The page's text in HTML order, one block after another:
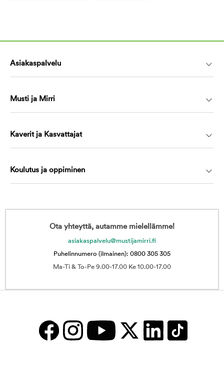
Asiakaspalvelu
Musti ja Mirri
Kaverit ja Kasvattajat
Koulutus ja oppiminen
Ota yhteyttä, autamme mielellämme!
asiakaspalvelu@mustijamirri.fi
Puhelinnumero (ilmainen): 0800 305 305
Ma-Ti & To-Pe 9.00-17.00 Ke 10.00-17.00